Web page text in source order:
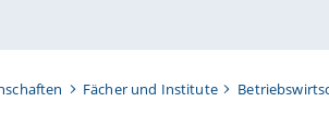
Fächer und Institute